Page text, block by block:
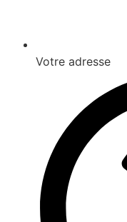
Votre adresse